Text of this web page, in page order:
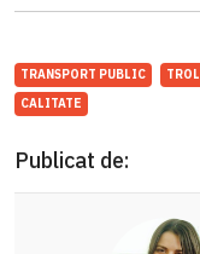
TRANSPORT PUBLIC
CALITATE
Publicat de: